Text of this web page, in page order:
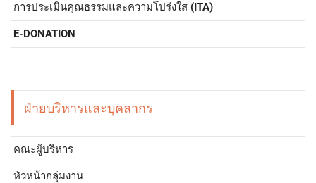
การประเมินคุณธรรมและความโปร่งใส (ITA)
E-DONATION
ฝ่ายบริหารและบุคลากร
คณะผู้บริหาร
หัวหน้ากลุ่มงาน